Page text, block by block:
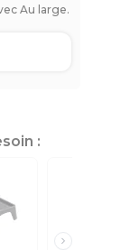
Au large.
: